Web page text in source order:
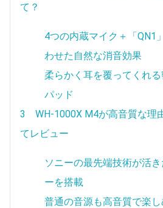
て？
4つの内蔵マイク＋「QN1
わせた自然な消音効果
柔らかく耳を覆ってくれ
パッド
3 WH-1000X M4が高音質な理
てレビュー
ソニーの最先端技術が活
ーを搭載
普通の音源も高音質で楽し